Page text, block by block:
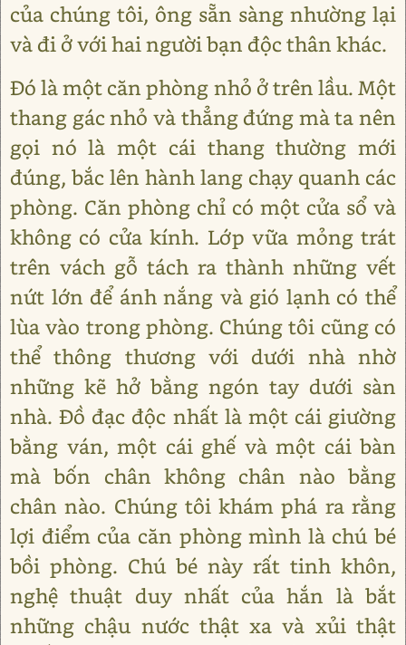
của chúng tôi, ông sẵn sàng nhường lại
và đi ở với hai người bạn độc thân khác.
Đó là một căn phòng nhỏ ở trên lầu. Một
thang gác nhỏ và thẳng đứng mà ta nên
gọi nó là một cái thang thường mới
đúng, bắc lên hành lang chạy quanh các
phòng. Căn phòng chỉ có một cửa sổ và
không có cửa kính. Lớp vữa mỏng trát
trên vách gỗ tách ra thành những vết
nứt lớn để ánh nắng và gió lạnh có thể
lùa vào trong phòng. Chúng tôi cũng có
thể thông thương với dưới nhà nhờ
những kẽ hở bằng ngón tay dưới sàn
nhà. Đồ đạc độc nhất là một cái giường
bằng ván, một cái ghế và một cái bàn
mà bốn chân không chân nào bằng
chân nào. Chúng tôi khám phá ra rằng
lợi điểm của căn phòng mình là chú bé
bồi phòng. Chú bé này rất tinh khôn,
nghệ thuật duy nhất của hắn là bắt
những chậu nước thật xa và xủi thật